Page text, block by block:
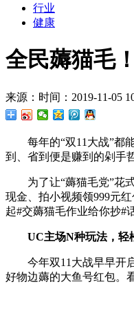
行业
健康
全民薅猫毛
来源： 时间：2019-11-05
每年的“双11大战”都
到、省到便是赚到的剁手
为了让“薅猫毛党”花
现金、拍小视频领999元
起#交薅猫毛作业给你抄#
UC主场N种玩法，轻
今年双11大战早早开
好物边薅的大鱼号红包。